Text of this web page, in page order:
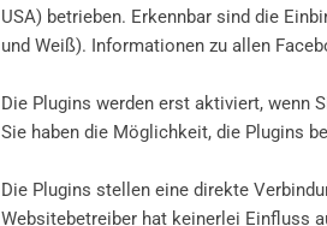
USA) betrieben. Erkennbar sind die
und Weiß). Informationen zu allen
Die Plugins werden erst aktiviert, wenn
Sie haben die Möglichkeit, die Plugins
Die Plugins stellen eine direkte
Websitebetreiber hat keinerlei Einfluss